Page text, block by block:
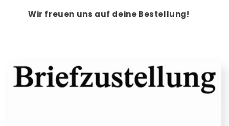
Wir freuen uns auf deine Bestellung!